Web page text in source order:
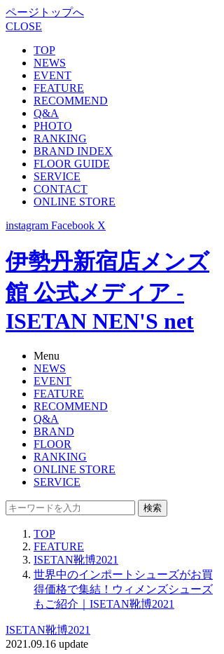
ページトップへ
CLOSE
TOP
NEWS
EVENT
FEATURE
RECOMMEND
Q&A
PHOTO
RANKING
BRAND INDEX
FLOOR GUIDE
SERVICE
CONTACT
ONLINE STORE
instagram Facebook X
伊勢丹新宿店メンズ
館 公式メディア -
ISETAN NEN'S net
Menu
NEWS
EVENT
FEATURE
RECOMMEND
Q&A
BRAND
FLOOR
RANKING
ONLINE STORE
SERVICE
検索
TOP
FEATURE
ISETAN靴博2021
世界中のインポートシューズがお買
得価格で集結！ウィメンズシューズ
もご紹介｜ISETAN靴博2021
ISETAN靴博2021
2021.09.16 update